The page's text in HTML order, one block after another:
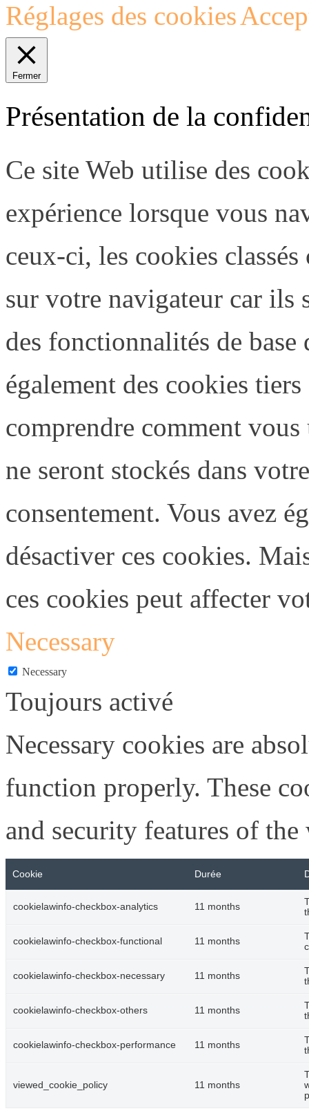
Réglages des cookies
Fermer
Présentation de la
Ce site Web utilise des
expérience lorsque vous
ceux-ci, les cookies classés
sur votre navigateur car ils
des fonctionnalités de
également des cookies
comprendre comment
ne seront stockés dans
consentement. Vous avez
désactiver ces cookies.
ces cookies peut affecter
Necessary
Necessary
Toujours activé
Necessary cookies are
function properly. These
and security features of
Cookie Durée
cookielawinfo-checkbox-analytics 11 months
cookielawinfo-checkbox-functional 11 months
cookielawinfo-checkbox-necessary 11 months
cookielawinfo-checkbox-others 11 months
cookielawinfo-checkbox-performance 11 months
viewed_cookie_policy 11 months